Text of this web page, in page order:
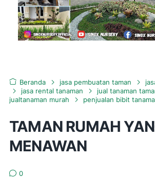
Beranda jasa pembuatan taman
jasa rental tanaman
jual tanaman
jualtanaman murah
penjualan bibit
TAMAN RUMAH
MENAWAN
0